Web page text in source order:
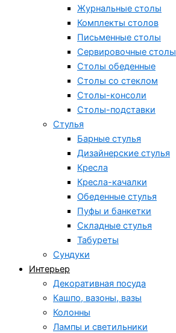
Журнальные столы
Комплекты столов
Письменные столы
Сервировочные столы
Столы обеденные
Столы со стеклом
Столы-консоли
Столы-подставки
Стулья
Барные стулья
Дизайнерские стулья
Кресла
Кресла-качалки
Обеденные стулья
Пуфы и банкетки
Складные стулья
Табуреты
Сундуки
Интерьер
Декоративная посуда
Кашпо, вазоны, вазы
Колонны
Лампы и светильники